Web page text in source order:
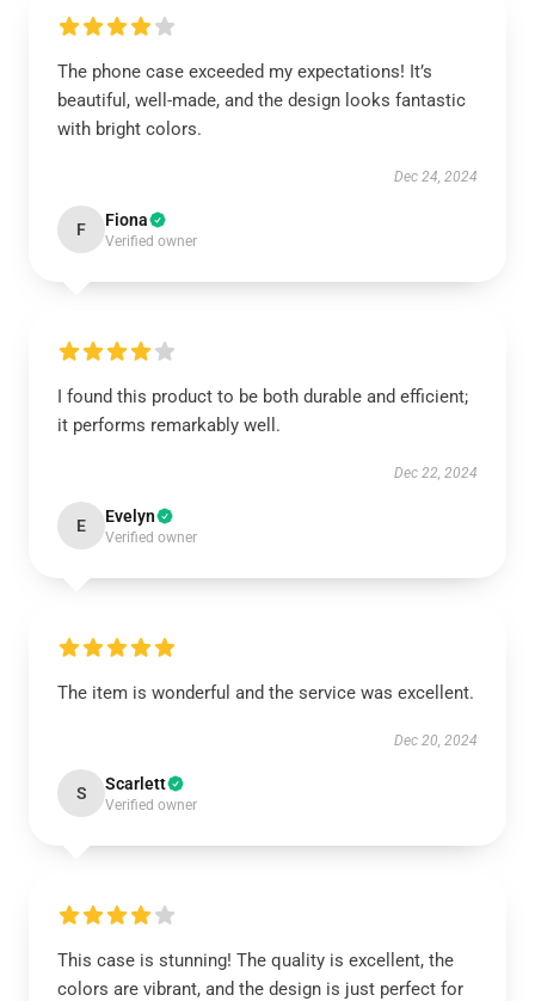
The phone case exceeded my expectations! It’s
beautiful, well-made, and the design looks fantastic
with bright colors.
Dec 24, 2024
F Fiona
Verified owner
I found this product to be both durable and efficient;
it performs remarkably well.
Dec 22, 2024
E Evelyn
Verified owner
The item is wonderful and the service was excellent.
Dec 20, 2024
S Scarlett
Verified owner
This case is stunning! The quality is excellent, the
colors are vibrant, and the design is just perfect for